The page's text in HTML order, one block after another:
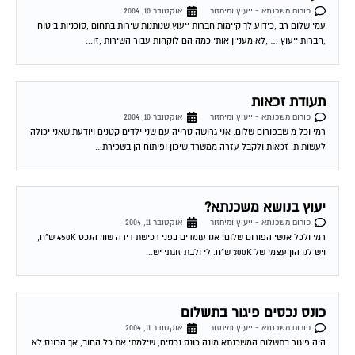
עמי שלום רב ,כידוע לך קיימות חברות ייעוץ שנותנות שירות בתחום ,סוכניות ביטוח
,חברות ייעוץ … ,לא מעניין אותי כמה הם לוקחות עבור השירות ,זו...
תעודת זכאות
פורום משכנתא - ייעוץ ומיחזור
רמי וכל מ שבפורום שלום. אני גרושה טרייה עם שני ילדים קטנים ויודעת שאני יכולה
לעשות ת. זכאות ולקבל עזרה ממשרד שיכון ופיתוח הן בשכירת...
יעוץ בנושא משכנתא?
פורום משכנתא - ייעוץ ומיחזור
ויש לנו הון עצמי של 300K ש"ח. לי ולבת זוגתי יש...
כונס נכסים פיגור בתשלום
פורום משכנתא - ייעוץ ומיחזור
אוקטובר 11, 2004
היה פיגור בתשלום המשכנתא מונה כונס נכסים, שילמתי את כל החוב, אך הכונס לא
הוריד את הכינוס. בבנק משכן טענו שעד שנגמור את המשכנתא הכונס...